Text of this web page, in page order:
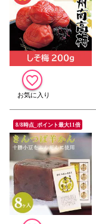
8/8時点_ポイント最大11倍